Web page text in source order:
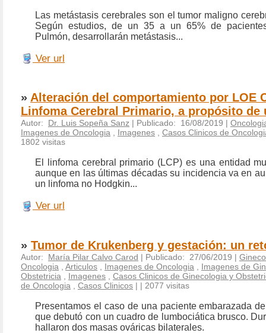
Las metástasis cerebrales son el tumor maligno
Según estudios, de un 35 a un 65% de
Pulmón, desarrollarán metástasis...
Ver url
» Alteración del comportamiento por LOE
Linfoma Cerebral Primario, a propósito de
Autor: Dr. Luis Sopeña Sanz | Publicado: 16/08/2019 |
Imagenes de Oncologia
Imagenes
Casos Clinicos de
1802 visitas
El linfoma cerebral primario (LCP) es una entidad
aunque en las últimas décadas su incidencia va en
un linfoma no Hodgkin...
Ver url
» Tumor de Krukenberg y gestación: un
Autor: María Pilar Calvo Carod | Publicado: 27/06/2019 |
Oncologia
Articulos Imagenes de Oncologia
Imagenes de
Obstetricia
Imagenes
Casos Clinicos de Ginecologia y
de Oncologia
Casos Clinicos | | 2077 visitas
Presentamos el caso de una paciente embarazada
que debutó con un cuadro de lumbociática brusco.
hallaron dos masas ováricas bilaterales.